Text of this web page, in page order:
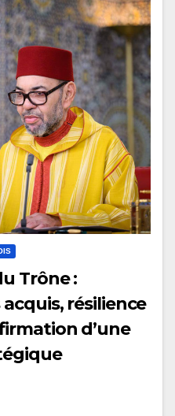
Trône :
résilience
d’une